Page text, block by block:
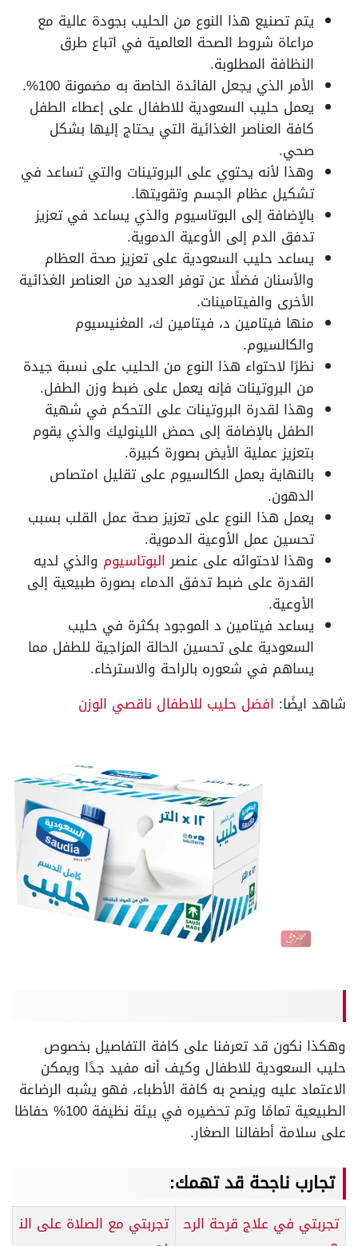
يتم تصنيع هذا النوع من الحليب بجودة عالية مع
مراعاة شروط الصحة العالمية في اتباع طرق
النظافة المطلوبة.
الأمر الذي يجعل الفائدة الخاصة به مضمونة 100%.
يعمل حليب السعودية للاطفال على إعطاء الطفل
كافة العناصر الغذائية التي يحتاج إليها بشكل
صحي.
وهذا لأنه يحتوي على البروتينات والتي تساعد في
تشكيل عظام الجسم وتقويتها.
بالإضافة إلى البوتاسيوم والذي يساعد في تعزيز
تدفق الدم إلى الأوعية الدموية.
يساعد حليب السعودية على تعزيز صحة العظام
والأسنان فضلًا عن توفر العديد من العناصر الغذائية
الأخرى والفيتامينات.
منها فيتامين د، فيتامين ك، المغنيسيوم
والكالسيوم.
نظرًا لاحتواء هذا النوع من الحليب على نسبة جيدة
من البروتينات فإنه يعمل على ضبط وزن الطفل.
وهذا لقدرة البروتينات على التحكم في شهية
الطفل بالإضافة إلى حمض اللينوليك والذي يقوم
بتعزيز عملية الأيض بصورة كبيرة.
بالنهاية يعمل الكالسيوم على تقليل امتصاص
الدهون.
يعمل هذا النوع على تعزيز صحة عمل القلب بسبب
تحسين عمل الأوعية الدموية.
وهذا لاحتوائه على عنصرالبوتاسيوم والذي لديه
القدرة على ضبط تدفق الدماء بصورة طبيعية إلى
الأوعية.
يساعد فيتامين د الموجود بكثرة في حليب
السعودية على تحسين الحالة المزاجية للطفل مما
يساهم في شعوره بالراحة والاسترخاء.
شاهد ايضًا: افضل حليب للاطفال ناقصي الوزن
وهكذا نكون قد تعرفنا على كافة التفاصيل بخصوص
حليب السعودية للاطفال وكيف أنه مفيد جدًا ويمكن
الاعتماد عليه وينصح به كافة الأطباء، فهو يشبه الرضاعة
الطبيعية تمامًا وتم تحضيره في بيئة نظيفة 100% حفاظا
على سلامة أطفالنا الصغار.
تجارب ناجحة قد تهمك:
تجربتي في علاج قرحة الرح تجربتي مع الصلاة على الن